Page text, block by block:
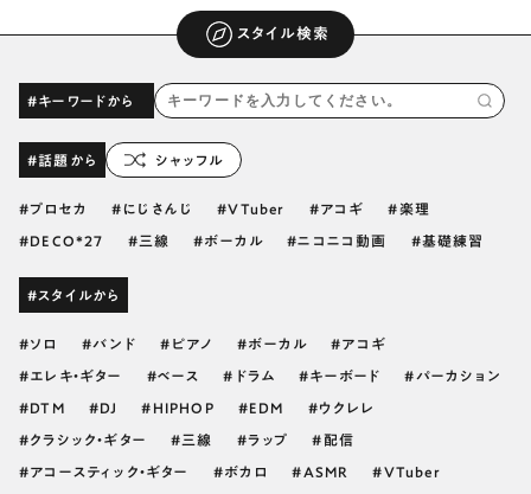
スタイル検索
#キーワードから
#話題から シャッフル
プロセカ にじさんじ VTuber アコギ 楽理
DECO*27 三線 ボーカル ニコニコ動画 基礎練習
#スタイルから
ソロ バンド ピアノ ボーカル アコギ
エレキ・ギター ベース ドラム キーボード パーカション
DTM DJ HIPHOP EDM ウクレレ
クラシック・ギター 三線 ラップ 配信
アコースティック・ギター ボカロ ASMR VTuber